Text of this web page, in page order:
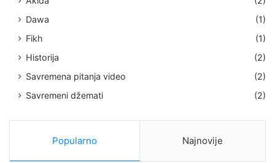
Dawa
(1)
Fikh
(1)
Historija
(2)
Savremena pitanja video
(2)
Savremeni džemati
(2)
Popularno Najnovije